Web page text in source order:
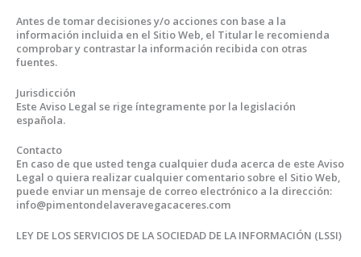
Antes de tomar decisiones y/o acciones con base a la
información incluida en el Sitio Web, el Titular le recomienda
comprobar y contrastar la información recibida con otras
fuentes.
Jurisdicción
Este Aviso Legal se rige íntegramente por la legislación
española.
Contacto
En caso de que usted tenga cualquier duda acerca de este Aviso
Legal o quiera realizar cualquier comentario sobre el Sitio Web,
puede enviar un mensaje de correo electrónico a la dirección:
info@pimentondelaveravegacaceres.com
LEY DE LOS SERVICIOS DE LA SOCIEDAD DE LA INFORMACIÓN (LSSI)